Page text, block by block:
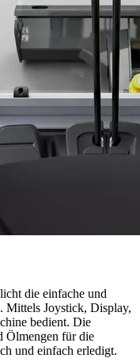
die einfache und
Mittels Joystick, Display,
bedient. Die
Ölmengen für die
und einfach erledigt.